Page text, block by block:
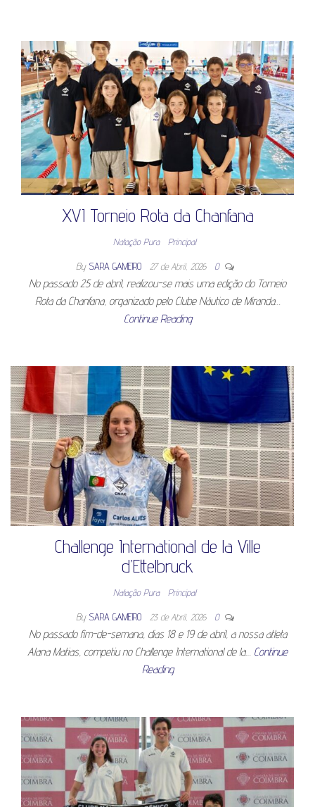
XVI Torneio Rota da Chanfana
Natação Pura Principal
By SARA GAMEIRO 27 de Abril, 2026 0
No passado 25 de abril, realizou-se mais uma edição do Torneio
Rota da Chanfana, organizado pelo Clube Náutico de Miranda…
Continue Reading
Challenge International de la Ville
d’Ettelbruck
Natação Pura Principal
By SARA GAMEIRO 23 de Abril, 2026 0
No passado fim-de-semana, dias 18 e 19 de abril, a nossa atleta
Alana Matias, competiu no Challenge International de la… Continue
Reading